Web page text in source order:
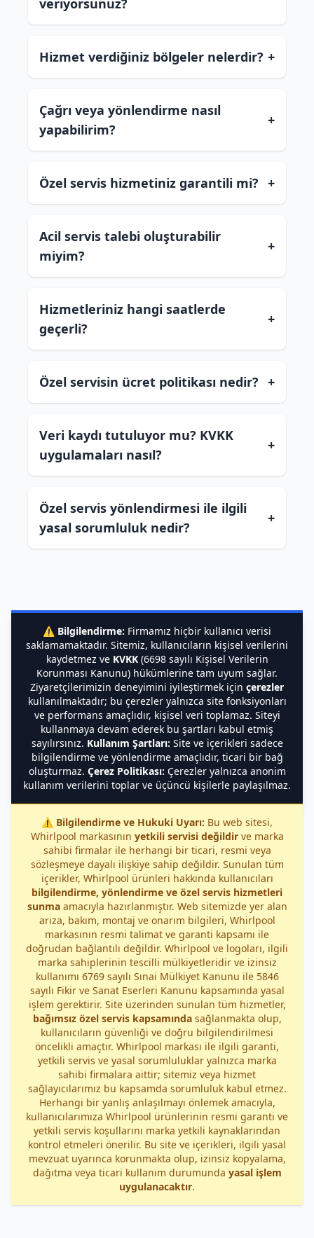
veriyorsunuz?
Hizmet verdiğiniz bölgeler nelerdir? +
Çağrı veya yönlendirme nasıl
yapabilirim?
+
Özel servis hizmetiniz garantili mi? +
Acil servis talebi oluşturabilir
miyim?
+
Hizmetleriniz hangi saatlerde
geçerli?
+
Özel servisin ücret politikası nedir? +
Veri kaydı tutuluyor mu? KVKK
uygulamaları nasıl?
+
Özel servis yönlendirmesi ile ilgili
yasal sorumluluk nedir?
+
⚠️ Bilgilendirme: Firmamız hiçbir kullanıcı verisi
saklamamaktadır. Sitemiz, kullanıcıların kişisel verilerini
kaydetmez ve KVKK(6698 sayılı Kişisel Verilerin
Korunması Kanunu) hükümlerine tam uyum sağlar.
Ziyaretçilerimizin deneyimini iyileştirmek için çerezler
kullanılmaktadır; bu çerezler yalnızca site fonksiyonları
ve performans amaçlıdır, kişisel veri toplamaz. Siteyi
kullanmaya devam ederek bu şartları kabul etmiş
sayılırsınız. Kullanım Şartları: Site ve içerikleri sadece
bilgilendirme ve yönlendirme amaçlıdır, ticari bir bağ
oluşturmaz. Çerez Politikası: Çerezler yalnızca anonim
kullanım verilerini toplar ve üçüncü kişilerle paylaşılmaz.
⚠️ Bilgilendirme ve Hukuki Uyarı: Bu web sitesi,
Whirlpool markasının yetkili servisi değildirve marka
sahibi firmalar ile herhangi bir ticari, resmi veya
sözleşmeye dayalı ilişkiye sahip değildir. Sunulan tüm
içerikler, Whirlpool ürünleri hakkında kullanıcıları
bilgilendirme, yönlendirme ve özel servis hizmetleri
sunmaamacıyla hazırlanmıştır. Web sitemizde yer alan
arıza, bakım, montaj ve onarım bilgileri, Whirlpool
markasının resmi talimat ve garanti kapsamı ile
doğrudan bağlantılı değildir. Whirlpool ve logoları, ilgili
marka sahiplerinin tescilli mülkiyetleridir ve izinsiz
kullanımı 6769 sayılı Sınai Mülkiyet Kanunu ile 5846
sayılı Fikir ve Sanat Eserleri Kanunu kapsamında yasal
işlem gerektirir. Site üzerinden sunulan tüm hizmetler,
bağımsız özel servis kapsamındasağlanmakta olup,
kullanıcıların güvenliği ve doğru bilgilendirilmesi
öncelikli amaçtır. Whirlpool markası ile ilgili garanti,
yetkili servis ve yasal sorumluluklar yalnızca marka
sahibi firmalara aittir; sitemiz veya hizmet
sağlayıcılarımız bu kapsamda sorumluluk kabul etmez.
Herhangi bir yanlış anlaşılmayı önlemek amacıyla,
kullanıcılarımıza Whirlpool ürünlerinin resmi garanti ve
yetkili servis koşullarını marka yetkili kaynaklarından
kontrol etmeleri önerilir. Bu site ve içerikleri, ilgili yasal
mevzuat uyarınca korunmakta olup, izinsiz kopyalama,
dağıtma veya ticari kullanım durumunda yasal işlem
uygulanacaktır.